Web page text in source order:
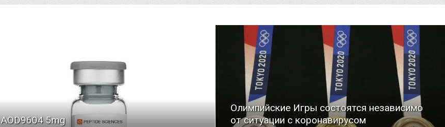
AOD9604 5mg
Олимпийские Игры состоятся независимо
от ситуации с коронавирусом
ЧИТАТЬ